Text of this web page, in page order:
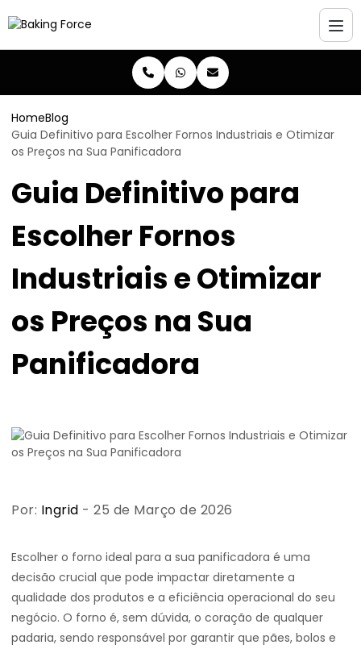
HomeBlog
Guia Definitivo para Escolher Fornos Industriais e Otimizar
os Preços na Sua Panificadora
Guia Definitivo para
Escolher Fornos
Industriais e Otimizar
os Preços na Sua
Panificadora
Por: Ingrid - 25 de Março de 2026
Escolher o forno ideal para a sua panificadora é uma
decisão crucial que pode impactar diretamente a
qualidade dos produtos e a eficiência operacional do seu
negócio. O forno é, sem dúvida, o coração de qualquer
padaria, sendo responsável por garantir que pães, bolos e